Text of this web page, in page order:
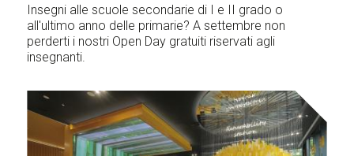
Insegni alle scuole secondarie di I e II grado o
all'ultimo anno delle primarie? A settembre non
perderti i nostri Open Day gratuiti riservati agli
insegnanti.